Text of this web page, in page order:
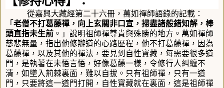
從嘉興大藏經第二十六冊，萬如禪師語錄的記載：
「 老僧不打葛藤禪，向上玄關非口宣，掃盡諸般錯知解，棒
頭直指未生前 。」 說明祖師禪尊貴與殊勝的地方。萬如禪師
慈悲無量，指出他修辦道的心路歷程，他不打葛藤禪，因為
葛藤禪，以及其他的禪法，要見到自性寶藏，每需要很多道
門，是執著在未悟言悟 ， 好像葛藤一樣，令修行人糾纏不
清，如墜入荊棘裏面，難以自拔。只有祖師禪，只有一道
門，只要將這一道門打開，自性寶藏就在裏面，這是祖師禪